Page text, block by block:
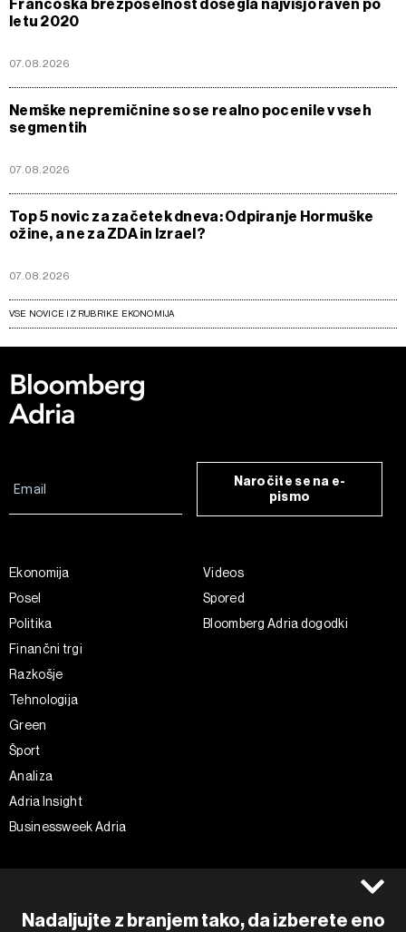
Francoska brezposelnost dosegla najvišjo raven po
letu 2020
07.08.2026
Nemške nepremičnine so se realno pocenile v vseh
segmentih
07.08.2026
Top 5 novic za začetek dneva: Odpiranje Hormuške
ožine, a ne za ZDA in Izrael?
07.08.2026
VSE NOVICE IZ RUBRIKE EKONOMIJA
Nadaljujte z branjem tako, da izberete eno
Naročite se na e-
pismo
Ekonomija
Posel
Politika
Finančni trgi
Razkošje
Tehnologija
Green
Šport
Analiza
Adria Insight
Businessweek Adria
Videos
Spored
Bloomberg Adria dogodki